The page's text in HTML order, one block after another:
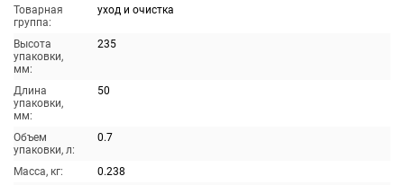
Товарная
группа:
уход и очистка
Высота
упаковки,
мм:
235
Длина
упаковки,
мм:
50
Объем
упаковки, л:
0.7
Масса, кг:
0.238